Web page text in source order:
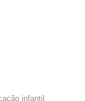
infantil